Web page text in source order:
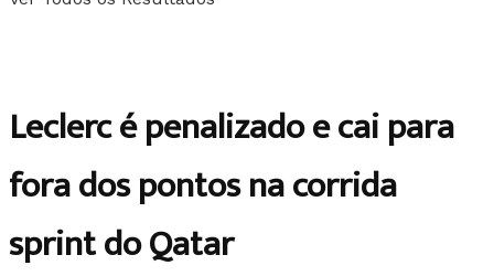
Leclerc é penalizado e cai para
fora dos pontos na corrida
sprint do Qatar